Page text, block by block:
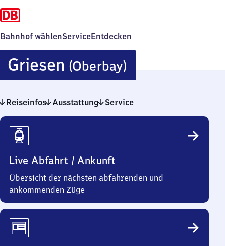
Bahnhof wählenServiceEntdecken
Griesen (Oberbay)
(Oberbayern)
Reiseinfos Ausstattung Service
Reiseinfos
Live Abfahrt / Ankunft
Übersicht der nächsten abfahrenden und
ankommenden Züge